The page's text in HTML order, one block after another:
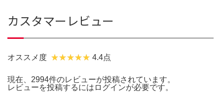
カスタマーレビュー
オススメ度 4.4点
現在、2994件のレビューが投稿されています。
レビューを投稿するには ログインが必要です。